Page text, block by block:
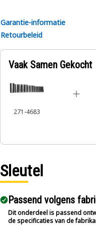
Garantie-informatie
Retourbeleid
Vaak Samen Gekocht
271-4683
Sleutel
Passend volgens
Dit onderdeel is passend
de specificaties van de